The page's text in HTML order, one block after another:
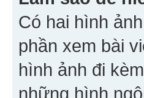
Có hai hình
phần xem bài
hình ảnh đi
những hình